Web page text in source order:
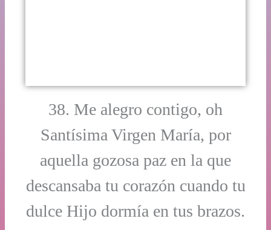
38. Me alegro contigo, oh
Santísima Virgen María, por
aquella gozosa paz en la que
descansaba tu corazón cuando tu
dulce Hijo dormía en tus brazos.